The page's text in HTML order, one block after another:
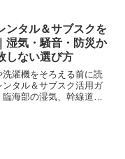
す。
ンタル＆サブスクを
湿気・騒音・防災か
しない選び方
洗濯機をそろえる前に読
タル＆サブスク活用ガ
海部の湿気、幹線道路